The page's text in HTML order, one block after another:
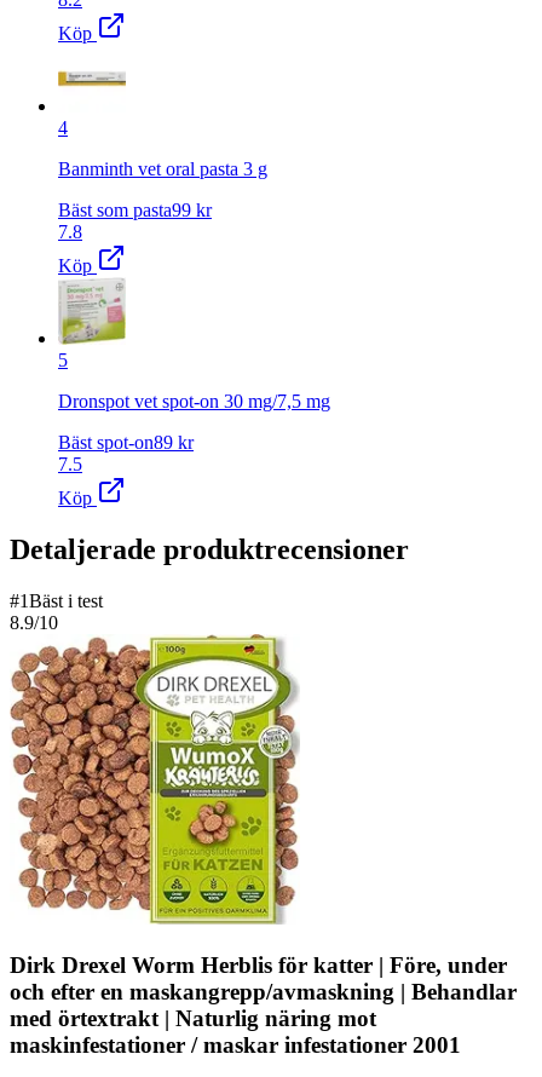
Köp
4
Banminth vet oral pasta 3 g
Bäst som pasta99 kr
7.8
Köp
5
Dronspot vet spot-on 30 mg/7,5 mg
Bäst spot-on89 kr
7.5
Köp
Detaljerade produktrecensioner
#1Bäst i test
8.9/10
Dirk Drexel Worm Herblis för katter | Före, under
och efter en maskangrepp/avmaskning | Behandlar
med örtextrakt | Naturlig näring mot
maskinfestationer / maskar infestationer 2001